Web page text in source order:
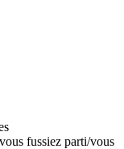
fussiez parti/vous